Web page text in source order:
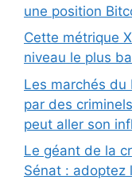
une position
Cette métrique
niveau le plus
Les marchés du
par des
peut aller son
Le géant de la
Sénat : adoptez